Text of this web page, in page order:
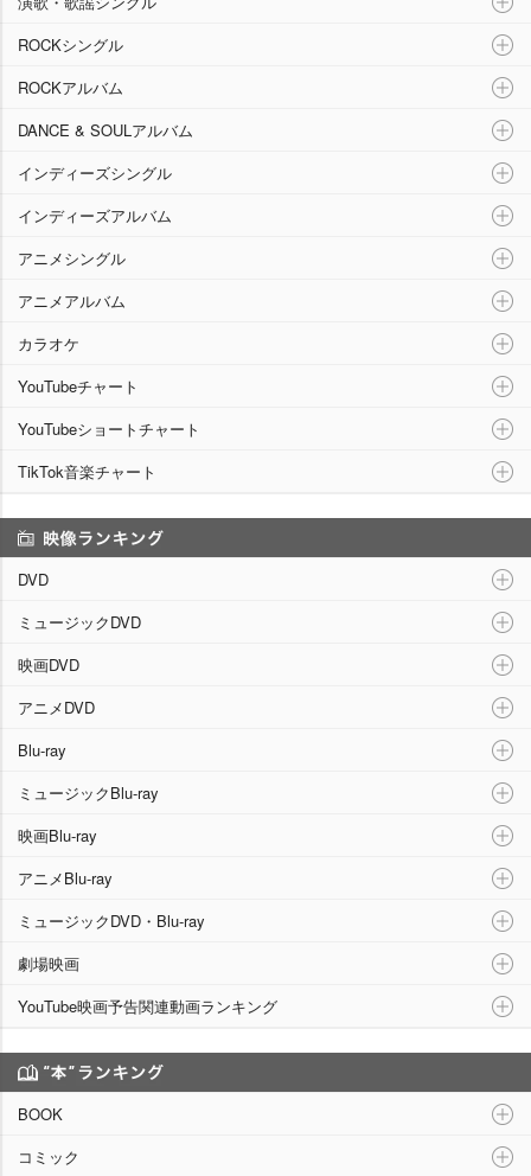
ROCKシングル
ROCKアルバム
DANCE & SOULアルバム
インディーズシングル
インディーズアルバム
アニメシングル
アニメアルバム
カラオケ
YouTubeチャート
YouTubeショートチャート
TikTok音楽チャート
DVD
ミュージックDVD
映画DVD
アニメDVD
Blu-ray
ミュージックBlu-ray
映画Blu-ray
アニメBlu-ray
ミュージックDVD・Blu-ray
劇場映画
YouTube映画予告関連動画ランキング
BOOK
コミック